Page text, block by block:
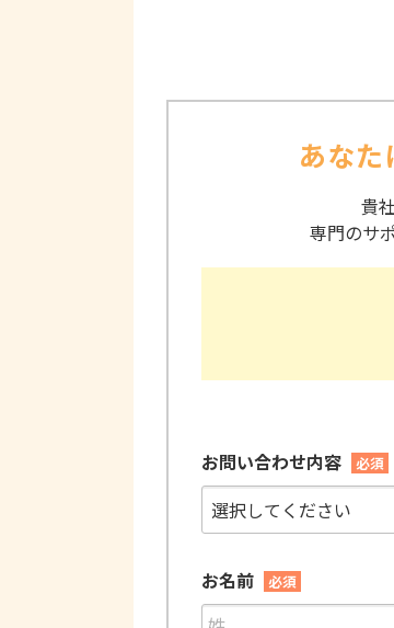
あな
貴
専門のサ
お問い合わせ内容 必須
お名前 必須